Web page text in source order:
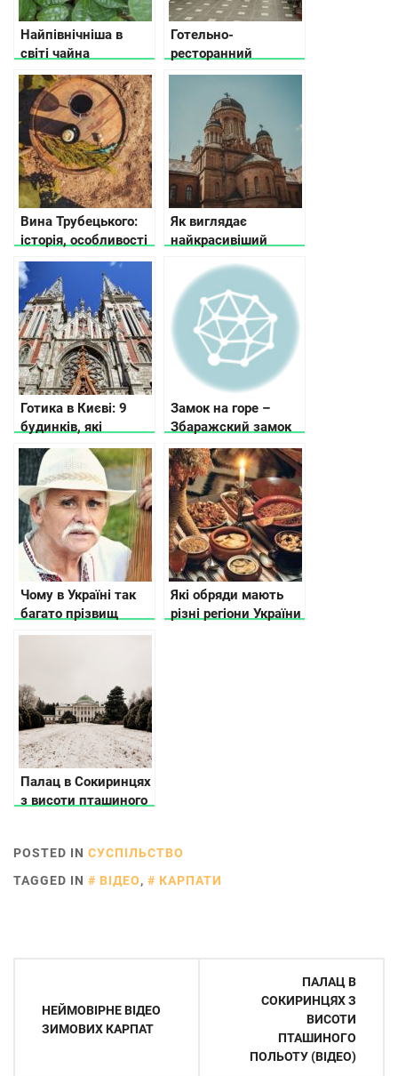
Найпівнічніша в
світі чайна
плантація
знаходиться в
Мукачево
Готельно-
ресторанний
комплекс «Вітрила
Маклая» в Батурині
Вина Трубецького:
історія, особливості
та таємниці
Як виглядає
найкрасивіший
взимку (відео)
Готика в Києві: 9
будинків, які
дивують своєю
красою
Замок на горе –
Збаражский замок
Чому в Україні так
багато прізвищ
закінчується на
Які обряди мають
різні регіони України
Палац в Сокиринцях
з висоти пташиного
POSTED IN СУСПІЛЬСТВО
TAGGED IN
ВІДЕО, КАРПАТИ
записів
НЕЙМОВІРНЕ ВІДЕО
ЗИМОВИХ КАРПАТ
ПАЛАЦ В
СОКИРИНЦЯХ З
ВИСОТИ
ПТАШИНОГО
ПОЛЬОТУ (ВІДЕО)